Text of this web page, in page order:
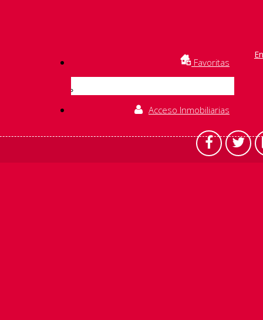
Favoritas
Acceso Inmobiliarias